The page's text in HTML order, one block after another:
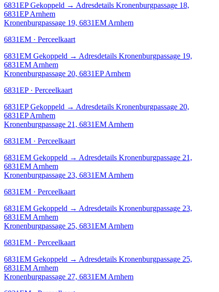
6831EP Gekoppeld → Adresdetails Kronenburgpassage 18,
6831EP Arnhem
Kronenburgpassage 19, 6831EM Arnhem
6831EM · Perceelkaart
6831EM Gekoppeld → Adresdetails Kronenburgpassage 19,
6831EM Arnhem
Kronenburgpassage 20, 6831EP Arnhem
6831EP · Perceelkaart
6831EP Gekoppeld → Adresdetails Kronenburgpassage 20,
6831EP Arnhem
Kronenburgpassage 21, 6831EM Arnhem
6831EM · Perceelkaart
6831EM Gekoppeld → Adresdetails Kronenburgpassage 21,
6831EM Arnhem
Kronenburgpassage 23, 6831EM Arnhem
6831EM · Perceelkaart
6831EM Gekoppeld → Adresdetails Kronenburgpassage 23,
6831EM Arnhem
Kronenburgpassage 25, 6831EM Arnhem
6831EM · Perceelkaart
6831EM Gekoppeld → Adresdetails Kronenburgpassage 25,
6831EM Arnhem
Kronenburgpassage 27, 6831EM Arnhem